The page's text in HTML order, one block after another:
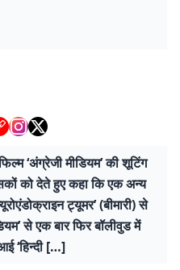
‘अंग्रेजी मीडियम’ की शूटिंग
को देते हुए कहा कि एक अन्य
ट्यूमर’ (बीमारी) से
से एक बार फिर बॉलीवुड में
‘हिन्दी […]